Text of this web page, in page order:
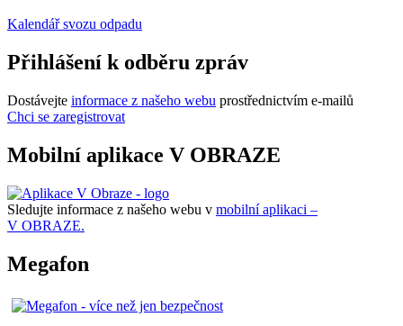
Kalendář svozu odpadu
Přihlášení k odběru zpráv
Dostávejte informace z našeho webu prostřednictvím e-mailů
Chci se zaregistrovat
Mobilní aplikace V OBRAZE
Sledujte informace z našeho webu v mobilní aplikaci –
V OBRAZE.
Megafon